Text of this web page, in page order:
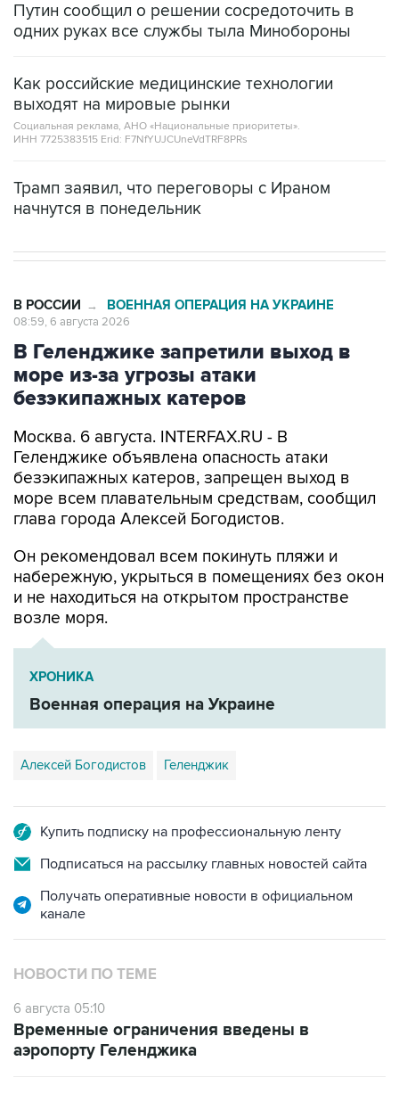
Путин сообщил о решении сосредоточить в
одних руках все службы тыла Минобороны
Как российские медицинские технологии
выходят на мировые рынки
Социальная реклама, АНО «Национальные приоритеты».
ИНН 7725383515 Erid: F7NfYUJCUneVdTRF8PRs
Трамп заявил, что переговоры с Ираном
начнутся в понедельник
В РОССИИ → ВОЕННАЯ ОПЕРАЦИЯ НА УКРАИНЕ
08:59, 6 августа 2026
В Геленджике запретили выход в
море из-за угрозы атаки
безэкипажных катеров
Москва. 6 августа. INTERFAX.RU - В
Геленджике объявлена опасность атаки
безэкипажных катеров, запрещен выход в
море всем плавательным средствам, сообщил
глава города Алексей Богодистов.
Он рекомендовал всем покинуть пляжи и
набережную, укрыться в помещениях без окон
и не находиться на открытом пространстве
возле моря.
ХРОНИКА
Военная операция на Украине
Алексей Богодистов Геленджик
Купить подписку на профессиональную ленту
Подписаться на рассылку главных новостей сайта
Получать оперативные новости в официальном
канале
НОВОСТИ ПО ТЕМЕ
6 августа 05:10
Временные ограничения введены в
аэропорту Геленджика